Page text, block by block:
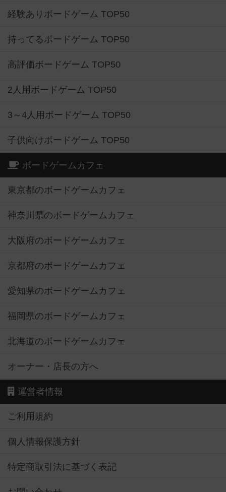
経験ありボードゲーム TOP50
持ってるボードゲーム TOP50
高評価ボードゲーム TOP50
2人用ボードゲーム TOP50
3～4人用ボードゲーム TOP50
子供向けボードゲーム TOP50
ボードゲームカフェ
東京都のボードゲームカフェ
神奈川県のボードゲームカフェ
大阪府のボードゲームカフェ
京都府のボードゲームカフェ
愛知県のボードゲームカフェ
福岡県のボードゲームカフェ
北海道のボードゲームカフェ
オーナー・店長の方へ
運営者情報
ご利用規約
個人情報保護方針
特定商取引法に基づく表記